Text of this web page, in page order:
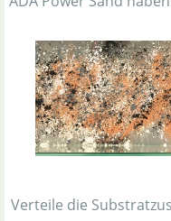
Verteile die